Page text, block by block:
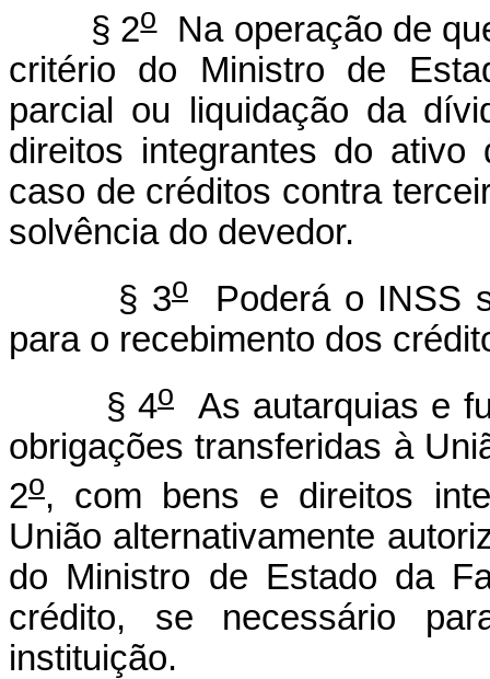
§ 2oNa operação de
critério do Ministro de
parcial ou liquidação da
direitos integrantes do
caso de créditos contra
solvência do devedor.
§ 3o
Poderá o INSS
para o recebimento dos
§ 4o
As autarquias e
obrigações transferidas à
2o, com bens e direitos
União alternativamente
do Ministro de Estado da
crédito, se necessário
instituição.